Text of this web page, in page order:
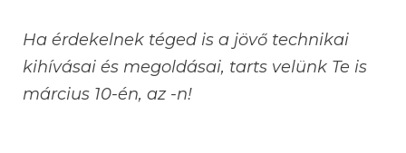
Ha érdekelnek téged is a jövő technikai
kihívásai és megoldásai, tarts velünk Te is
március 10-én, az -n!